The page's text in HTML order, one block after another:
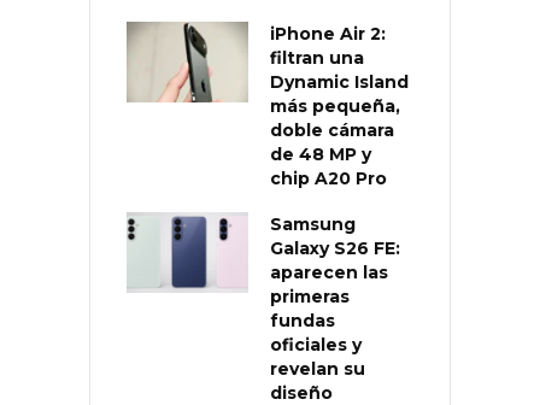
iPhone Air 2:
filtran una
Dynamic Island
más pequeña,
doble cámara
de 48 MP y
chip A20 Pro
Samsung
Galaxy S26 FE:
aparecen las
primeras
fundas
oficiales y
revelan su
diseño